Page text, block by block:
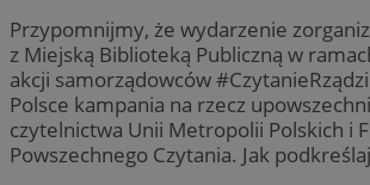
Przypomnijmy, że wydarzenie
z Miejską Biblioteką Publiczną w
akcji samorządowców
Polsce kampania na rzecz
czytelnictwa Unii Metropolii Polskich i
Powszechnego Czytania. Jak